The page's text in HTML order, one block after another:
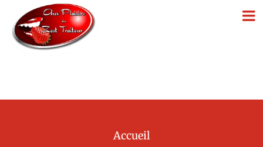
Passer
contenu
Accueil